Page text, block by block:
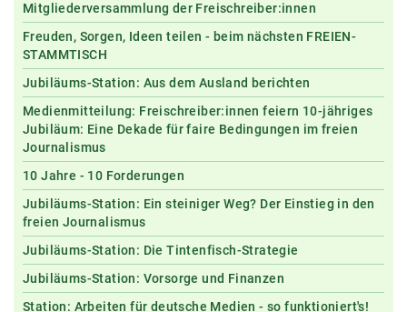
Mitgliederversammlung der Freischreiber:innen
Freuden, Sorgen, Ideen teilen - beim nächsten FREIEN-
STAMMTISCH
Jubiläums-Station: Aus dem Ausland berichten
Medienmitteilung: Freischreiber:innen feiern 10-jähriges
Jubiläum: Eine Dekade für faire Bedingungen im freien
Journalismus
10 Jahre - 10 Forderungen
Jubiläums-Station: Ein steiniger Weg? Der Einstieg in den
freien Journalismus
Jubiläums-Station: Die Tintenfisch-Strategie
Jubiläums-Station: Vorsorge und Finanzen
Station: Arbeiten für deutsche Medien - so funktioniert's!